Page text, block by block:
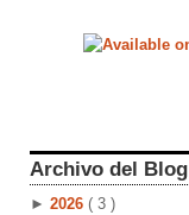
Archivo del Blog
► 2026 ( 3 )